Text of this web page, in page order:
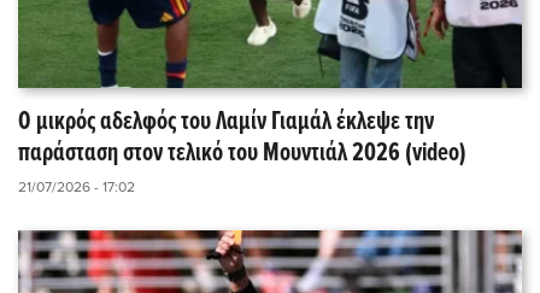
Ο μικρός αδελφός του Λαμίν Γιαμάλ έκλεψε την
παράσταση στον τελικό του Μουντιάλ 2026 (video)
21/07/2026 - 17:02